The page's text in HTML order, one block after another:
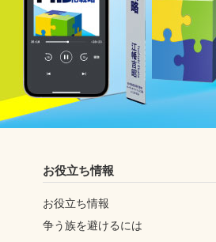
お役立ち情報
お役立ち情報
争う族を避けるには